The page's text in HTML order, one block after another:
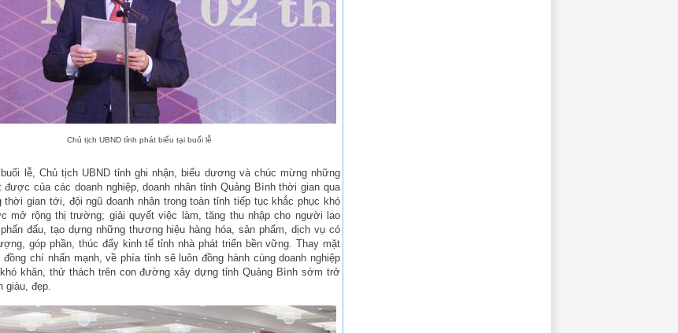
Chủ tịch UBND tỉnh phát biểu tại buổi lễ
lễ, Chủ tịch UBND tỉnh ghi nhận, biểu dương và chúc mừng những
được của các doanh nghiệp, doanh nhân tỉnh Quảng Bình thời gian qua
thời gian tới, đội ngũ doanh nhân trong toàn tỉnh tiếp tục khắc phục khó
mở rộng thị trường; giải quyết việc làm, tăng thu nhập cho người lao
đấu, tạo dựng những thương hiệu hàng hóa, sản phẩm, dịch vụ có
góp phần, thúc đẩy kinh tế tỉnh nhà phát triển bền vững. Thay mặt
đồng chí nhấn mạnh, về phía tỉnh sẽ luôn đồng hành cùng doanh nghiệp
khăn, thử thách trên con đường xây dựng tỉnh Quảng Bình sớm trở
giàu, đẹp.